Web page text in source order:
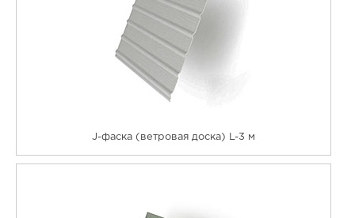
J-фаска (ветровая доска) L-3 м